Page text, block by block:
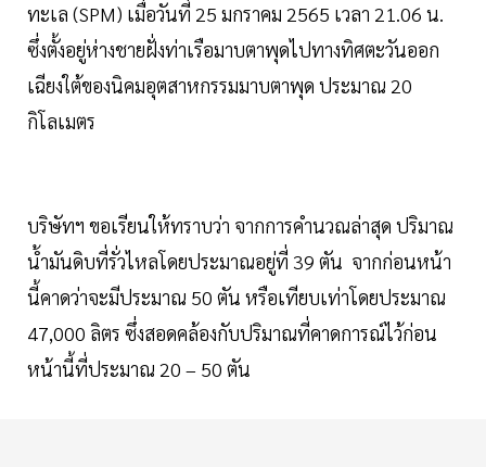
ทะเล (SPM) เมื่อวันที่ 25 มกราคม 2565 เวลา 21.06 น.
ซึ่งตั้งอยู่ห่างชายฝั่งท่าเรือมาบตาพุดไปทางทิศตะวันออก
เฉียงใต้ของนิคมอุตสาหกรรมมาบตาพุด ประมาณ 20
กิโลเมตร
บริษัทฯ ขอเรียนให้ทราบว่า จากการคำนวณล่าสุด ปริมาณ
น้ำมันดิบที่รั่วไหลโดยประมาณอยู่ที่ 39 ตัน จากก่อนหน้า
นี้คาดว่าจะมีประมาณ 50 ตัน หรือเทียบเท่าโดยประมาณ
47,000 ลิตร ซึ่งสอดคล้องกับปริมาณที่คาดการณ์ไว้ก่อน
หน้านี้ที่ประมาณ 20 – 50 ตัน